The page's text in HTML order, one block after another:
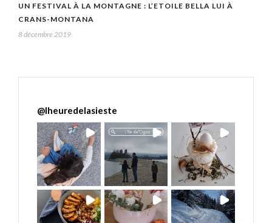
UN FESTIVAL À LA MONTAGNE : L’ETOILE BELLA LUI À
CRANS-MONTANA
8 décembre 2019
@lheuredelasieste